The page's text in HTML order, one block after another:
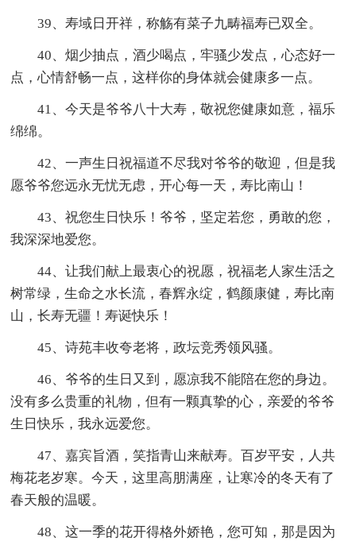
39、寿域日开祥，称觞有菜子九畴福寿已双全。
40、烟少抽点，酒少喝点，牢骚少发点，心态好一
点，心情舒畅一点，这样你的身体就会健康多一点。
41、今天是爷爷八十大寿，敬祝您健康如意，福乐
绵绵。
42、一声生日祝福道不尽我对爷爷的敬迎，但是我
愿爷爷您远永无忧无虑，开心每一天，寿比南山！
43、祝您生日快乐！爷爷，坚定若您，勇敢的您，
我深深地爱您。
44、让我们献上最衷心的祝愿，祝福老人家生活之
树常绿，生命之水长流，春辉永绽，鹤颜康健，寿比南
山，长寿无疆！寿诞快乐！
45、诗苑丰收夸老将，政坛竞秀领风骚。
46、爷爷的生日又到，愿凉我不能陪在您的身边。
没有多么贵重的礼物，但有一颗真挚的心，亲爱的爷爷
生日快乐，我永远爱您。
47、嘉宾旨酒，笑指青山来献寿。百岁平安，人共
梅花老岁寒。今天，这里高朋满座，让寒冷的冬天有了
春天般的温暖。
48、这一季的花开得格外娇艳，您可知，那是因为